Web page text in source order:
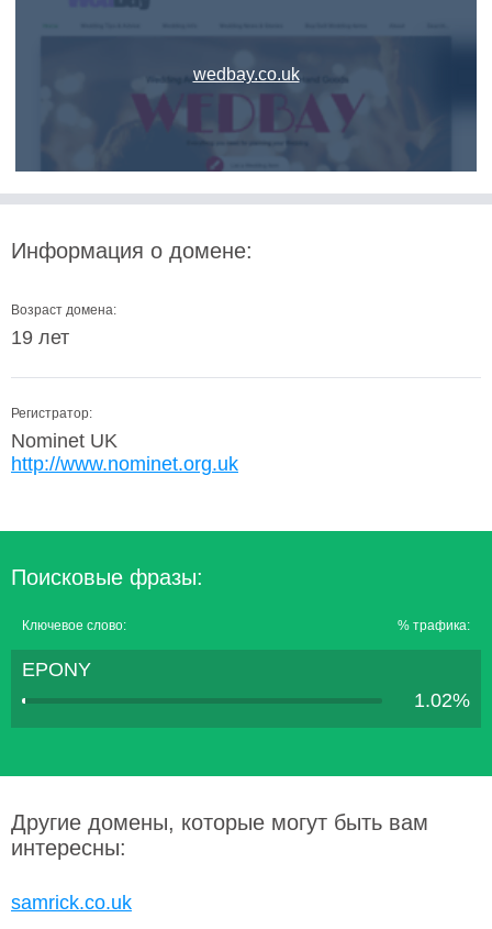
wedbay.co.uk
Информация о домене:
Возраст домена:
19 лет
Регистратор:
Nominet UK
http://www.nominet.org.uk
Поисковые фразы:
Ключевое слово: % трафика:
EPONY
1.02%
Другие домены, которые могут быть вам
интересны:
samrick.co.uk